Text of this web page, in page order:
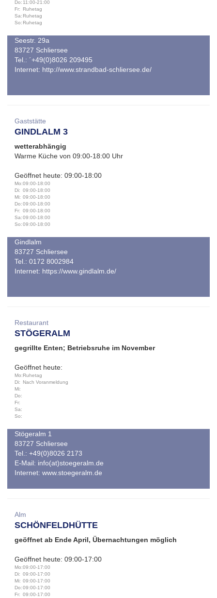
Do: 11:00-21:00
Fr:
Ruhetag
Sa: Ruhetag
So: Ruhetag
Seestr. 29a
83727 Schliersee
Tel.: ´+49(0)8026 209495
Internet: http://www.strandbad-schliersee.de/
Gaststätte
GINDLALM 3
wetterabhängig
Warme Küche von 09:00-18:00 Uhr
Geöffnet heute: 09:00-18:00
Mo:09:00-18:00
Di: 09:00-18:00
Mi: 09:00-18:00
Do:09:00-18:00
Fr: 09:00-18:00
Sa:09:00-18:00
So:09:00-18:00
Gindlalm
83727 Schliersee
Tel.: 0172 8002984
Internet: https://www.gindlalm.de/
Restaurant
STÖGERALM
gegrillte Enten; Betriebsruhe im November
Geöffnet heute:
Mo:Ruhetag
Di:
Nach Voranmeldung
Mi:
Do:
Fr:
Sa:
So:
Stögeralm 1
83727 Schliersee
Tel.: +49(0)8026 2173
E-Mail: info(at)stoegeralm.de
Internet: www.stoegeralm.de
Alm
SCHÖNFELDHÜTTE
geöffnet ab Ende April, Übernachtungen möglich
Geöffnet heute: 09:00-17:00
Mo:09:00-17:00
Di: 09:00-17:00
Mi: 09:00-17:00
Do:09:00-17:00
Fr: 09:00-17:00